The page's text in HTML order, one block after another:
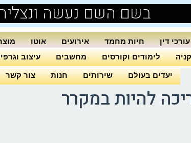
בשם השם נעשה
עורכי דין חיות מחמד אירועים אוטו
לימודים וקורסים מחשבים עיצוב
יעדים בעולם שירותים חנות צור קשר
להיות במקרר